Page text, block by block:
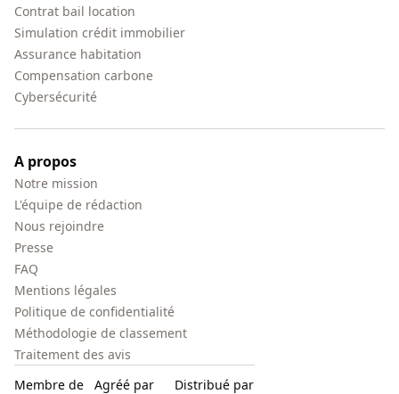
Contrat bail location
Simulation crédit immobilier
Assurance habitation
Compensation carbone
Cybersécurité
A propos
Notre mission
L'équipe de rédaction
Nous rejoindre
Presse
FAQ
Mentions légales
Politique de confidentialité
Méthodologie de classement
Traitement des avis
Membre de
Agréé par Distribué par